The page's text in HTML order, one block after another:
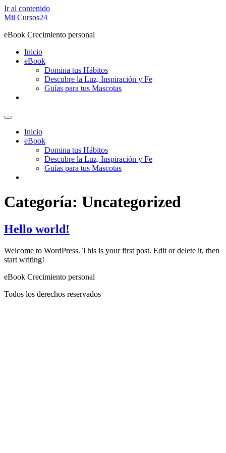
Ir al contenido
Mil Cursos24
eBook Crecimiento personal
Inicio
eBook
Domina tus Hábitos
Descubre la Luz, Inspiración y Fe
Guías para tus Mascotas
Inicio
eBook
Domina tus Hábitos
Descubre la Luz, Inspiración y Fe
Guías para tus Mascotas
Categoría: Uncategorized
Hello world!
Welcome to WordPress. This is your first post. Edit or delete it, then
start writing!
eBook Crecimiento personal
Todos los derechos reservados